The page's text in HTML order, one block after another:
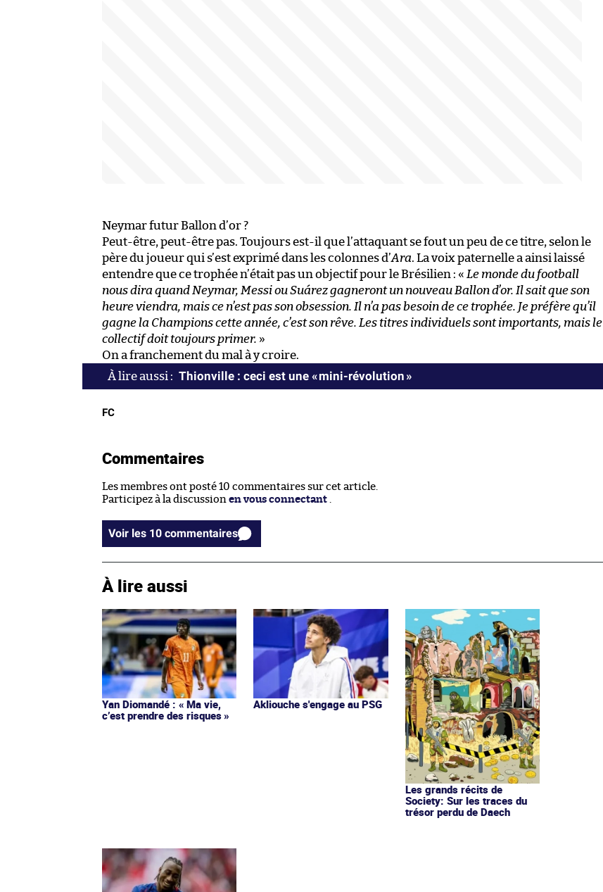
Neymar futur Ballon d’or ?
Peut-être, peut-être pas. Toujours est-il que l’attaquant se fout un peu de ce titre, selon le
père du joueur qui s’est exprimé dans les colonnes d’Ara. La voix paternelle a ainsi laissé
entendre que ce trophée n’était pas un objectif pour le Brésilien : « Le monde du football
nous dira quand Neymar, Messi ou Suárez gagneront un nouveau Ballon d’or. Il sait que son
heure viendra, mais ce n’est pas son obsession. Il n’a pas besoin de ce trophée. Je préfère qu’il
gagne la Champions cette année, c’est son rêve. Les titres individuels sont importants, mais le
collectif doit toujours primer. »
On a franchement du mal à y croire.
Thionville : ceci est une « mini-révolution »
FC
Commentaires
Les membres ont posté 10 commentaires sur cet article.
Participez à la discussion en vous connectant
Voir les 10 commentaires
À lire aussi
Yan Diomandé : « Ma vie,
c’est prendre des risques »
Akliouche s'engage au PSG
Les grands récits de
Society: Sur les traces du
trésor perdu de Daech